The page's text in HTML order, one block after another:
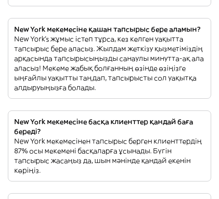
New York мекемесіне қашан тапсырыс бере аламын?
New York’s жұмыс істеп тұрса, кез келген уақытта
тапсырыс бере аласыз. Жылдам жеткізу қызметіміздің
арқасында тапсырысыңызды санаулы минутта-ақ ала
аласыз! Мекеме жабық болғанның өзінде өзіңізге
ыңғайлы уақытты таңдап, тапсырысты сол уақытқа
алдыруыңызға болады.
New York мекемесіне басқа клиенттер қандай баға
береді?
New York мекемесінен тапсырыс берген клиенттердің
87% осы мекемені басқаларға ұсынады. Бүгін
тапсырыс жасаңыз да, шын мәнінде қандай екенін
көріңіз.